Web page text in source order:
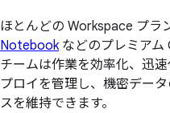
ほとんどの Workspace プラ
Notebookなどのプレミアム
チームは作業を効率化、迅
プロイを管理し、機密デー
スを維持できます。